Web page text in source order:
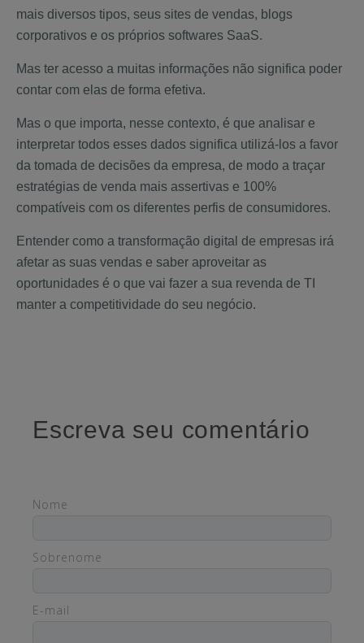
mais diversos tipos, seus sites de vendas, blogs
corporativos e os próprios softwares SaaS.
Mas ter acesso a muitas informações não significa poder
contar com elas de forma efetiva.
Mas o que importa, nesse contexto, é que analisar e
interpretar todos esses dados significa utilizá-los a favor
da tomada de decisões da empresa, de modo a traçar
estratégias de venda mais assertivas e 100%
compatíveis com os diferentes perfis de consumidores.
Entender como a transformação digital de empresas irá
afetar as suas vendas e saber aproveitar as
oportunidades é o que vai fazer a sua revenda de TI
manter a competitividade do seu negócio.
Escreva seu comentário
Nome
Sobrenome
E-mail